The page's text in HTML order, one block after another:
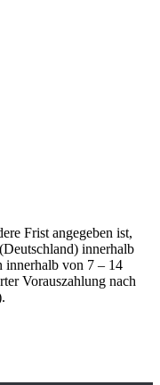
Frist angegeben ist,
innerhalb
innerhalb von 7 – 14
Vorauszahlung nach